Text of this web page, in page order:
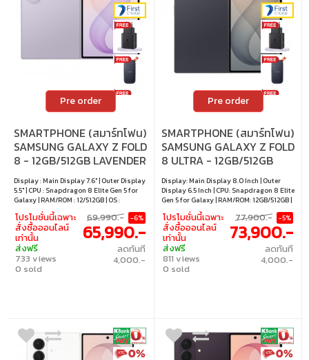
Pre order
SMARTPHONE (สมาร์ทโฟน)
SAMSUNG GALAXY Z FOLD
8 - 12GB/512GB LAVENDER
Display : Main Display 7.6" | Outer Display
5.5" | CPU : Snapdragon 8 Elite Gen 5 for
Galaxy | RAM/ROM : 12/512GB | OS :
Android 17
โปรโมชั่นนี้เฉพาะ
สั่งซื้อออนไลน์
เท่านั้น
ส่งฟรี
733 views
0 sold
69,990.- -6%
65,990.-
ลดทันที
4,000.-
Pre order
SMARTPHONE (สมาร์ทโฟน)
SAMSUNG GALAXY Z FOLD
8 ULTRA - 12GB/512GB
GRAPHITE
Display: Main Display 8.0 Inch | Outer
Display 6.5 Inch | CPU: Snapdragon 8 Elite
Gen 5 for Galaxy | RAM/ROM: 12GB/512GB |
OS: Android 17
โปรโมชั่นนี้เฉพาะ
สั่งซื้อออนไลน์
เท่านั้น
ส่งฟรี
811 views
0 sold
77,900.- -5%
73,900.-
ลดทันที
4,000.-